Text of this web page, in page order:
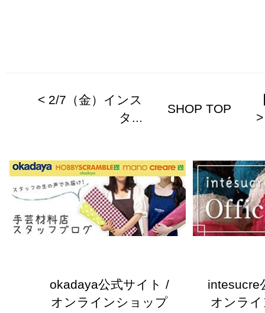
< 2/7（金）インス
タ...
SHOP TOP
>
okadaya公式サイト /
オンラインショップ
intesucre
オンラ